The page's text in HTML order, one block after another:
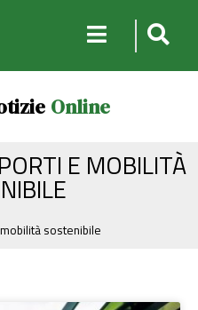
Online
E MOBILITÀ
sostenibile